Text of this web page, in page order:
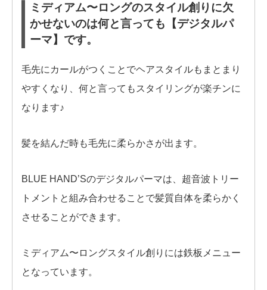
ミディアム〜ロングのスタイル創りに欠
かせないのは何と言っても【デジタルパ
ーマ】です。
毛先にカールがつくことでヘアスタイルもまとまり
やすくなり、何と言ってもスタイリングが楽チンに
なります♪
髪を結んだ時も毛先に柔らかさが出ます。
BLUE HAND’Sのデジタルパーマは、超音波トリー
トメントと組み合わせることで髪質自体を柔らかく
させることができます。
ミディアム〜ロングスタイル創りには鉄板メニュー
となっています。